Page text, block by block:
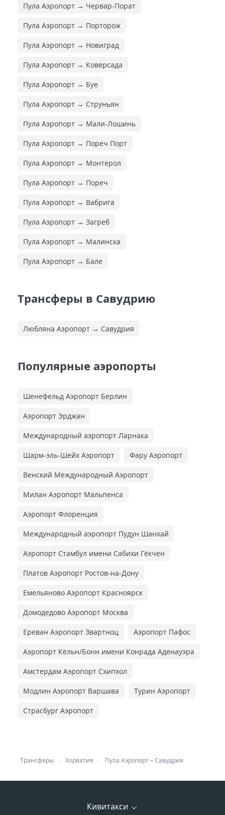
Пула Аэропорт → Червар-Порат
Пула Аэропорт → Порторож
Пула Аэропорт → Новиград
Пула Аэропорт → Коверсада
Пула Аэропорт → Буе
Пула Аэропорт → Струньян
Пула Аэропорт → Мали-Лошинь
Пула Аэропорт → Пореч Порт
Пула Аэропорт → Монтерол
Пула Аэропорт → Пореч
Пула Аэропорт → Вабрига
Пула Аэропорт → Загреб
Пула Аэропорт → Малинска
Пула Аэропорт → Бале
Трансферы в Савудрию
Любляна Аэропорт → Савудрия
Популярные аэропорты
Шенефельд Аэропорт Берлин
Аэропорт Эрджан
Международный аэропорт Ларнака
Шарм-эль-Шейх Аэропорт Фару Аэропорт
Венский Международный Аэропорт
Милан Аэропорт Мальпенса
Аэропорт Флоренция
Международный аэропорт Пудун Шанхай
Аэропорт Стамбул имени Сабихи Гёкчен
Платов Аэропорт Ростов-на-Дону
Емельяново Аэропорт Красноярск
Домодедово Аэропорт Москва
Ереван Аэропорт Звартноц Аэропорт Пафос
Аэропорт Кёльн/Бонн имени Конрада Аденауэра
Амстердам Аэропорт Схипхол
Модлин Аэропорт Варшава Турин Аэропорт
Страсбург Аэропорт
Трансферы Хорватия Пула Аэропорт–Савудрия
Кивитакси